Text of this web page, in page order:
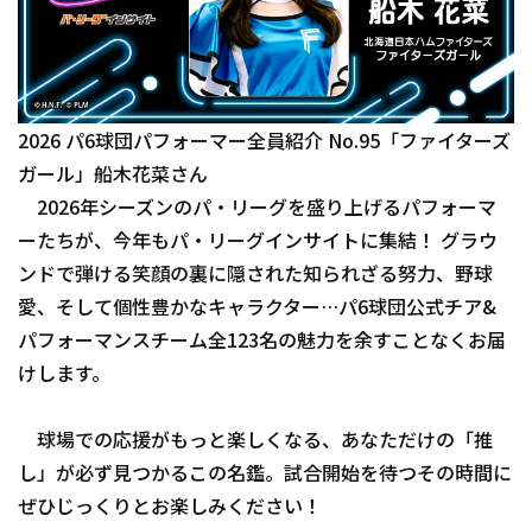
順位表･成績
1軍公式戦
ファーム東地区
ファーム中地区
ファーム西地区
交流戦
選手名鑑
選手名鑑トップ
北海道日本ハムファイターズ
東北楽天ゴールデンイーグルス
埼玉西武ライオンズ
オリックス・バファローズ
福岡ソフトバンクホークス
ニュース
設定
2026 パ6球団パフォーマー全員紹介 No.95「ファイターズ
ガール」船木花菜さん
2026年シーズンのパ・リーグを盛り上げるパフォーマ
ーたちが、今年もパ・リーグインサイトに集結！ グラウ
ンドで弾ける笑顔の裏に隠された知られざる努力、野球
愛、そして個性豊かなキャラクター…パ6球団公式チア&
パフォーマンスチーム全123名の魅力を余すことなくお届
けします。
球場での応援がもっと楽しくなる、あなただけの「推
し」が必ず見つかるこの名鑑。試合開始を待つその時間に
ぜひじっくりとお楽しみください！